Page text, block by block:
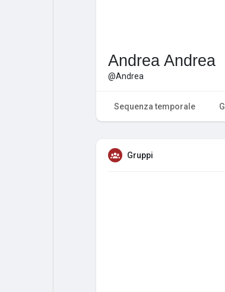
Andrea Andrea
@Andrea
Sequenza temporale
Gruppi